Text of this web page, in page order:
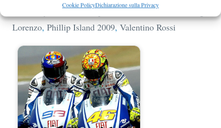
Cookie PolicyDichiarazione sulla Privacy
Casey Stoner,Gran premio d'Australia 2009
Lorenzo, Phillip Island 2009, Valentino Rossi